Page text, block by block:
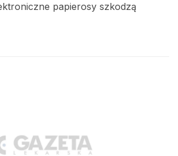
papierosy szkodzą